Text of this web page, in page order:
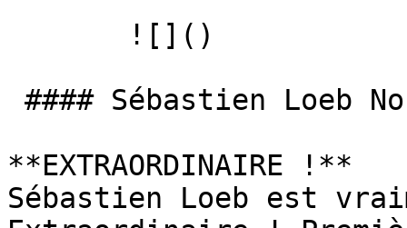
**EXTRAORDINAIRE !**
Sébastien Loeb est